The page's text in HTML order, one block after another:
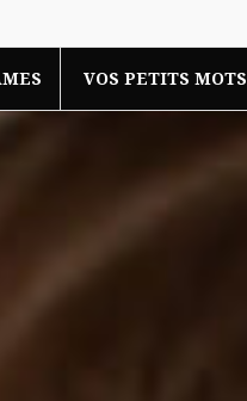
VOS PETITS MOTS